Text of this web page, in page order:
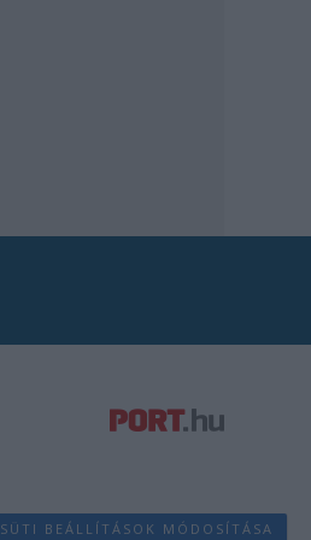
SÜTI BEÁLLÍTÁSOK MÓDOSÍTÁSA